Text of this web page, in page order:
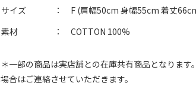
サイズ
：
F (肩幅50cm 身幅55cm 着丈
素材
： COTTON 100%
＊一部の商品は実店舗との在庫共有商品となりま
場合はご連絡させていただきます。